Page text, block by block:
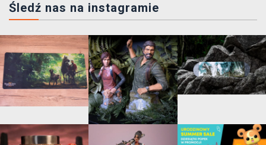
Śledź nas na instagramie